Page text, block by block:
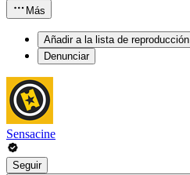
Más
Añadir a la lista de reproducción
Denunciar
Sensacine
Seguir